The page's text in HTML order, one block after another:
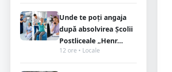
Unde te poți angaja
după absolvirea Școlii
Postliceale „Henr...
12 ore • Locale